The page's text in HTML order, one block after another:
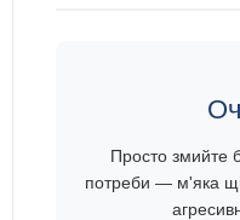
Просто змийте
потреби — м'яка